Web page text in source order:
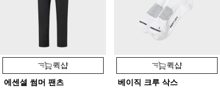
퀵샵
에센셜 썸머 팬츠
퀵샵
베이직 크루 삭스